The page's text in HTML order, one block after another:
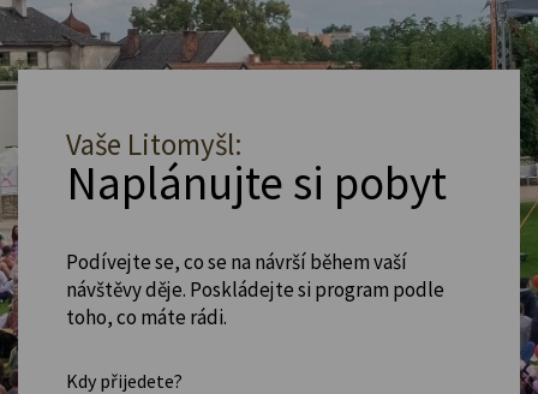
Vaše Litomyšl:
Naplánujte si pobyt
Podívejte se, co se na návrší během vaší
návštěvy děje. Poskládejte si program podle
toho, co máte rádi.
Kdy přijedete?